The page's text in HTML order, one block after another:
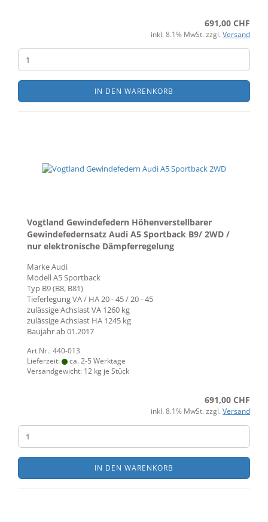
691,00 CHF
inkl. 8.1% MwSt. zzgl. Versand
IN DEN WARENKORB
Vogtland Gewindefedern Höhenverstellbarer
Gewindefedernsatz Audi A5 Sportback B9/ 2WD /
nur elektronische Dämpferregelung
MarkeAudi
ModellA5 Sportback
Typ B9 (B8, B81)
Tieferlegung VA / HA20 - 45 / 20 - 45
zulässige Achslast VA 1260 kg
zulässige Achslast HA 1245 kg
Baujahr ab01.2017
Art.Nr.: 440-013
Lieferzeit:
ca. 2-5 Werktage
Versandgewicht: 12 kg je Stück
691,00 CHF
inkl. 8.1% MwSt. zzgl. Versand
IN DEN WARENKORB